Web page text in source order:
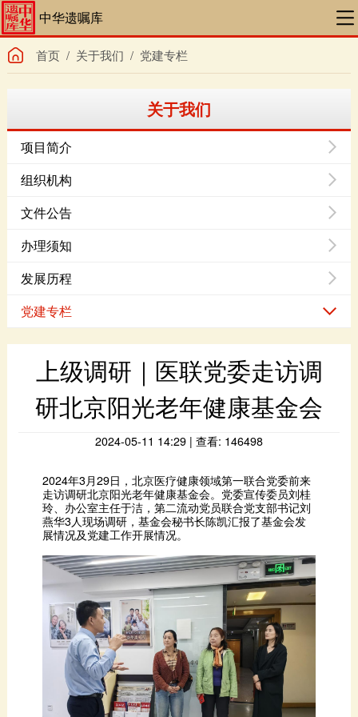
中华遗嘱库
首页/ 关于我们 / 党建专栏
关于我们
项目简介
组织机构
文件公告
办理须知
发展历程
党建专栏
研北京阳光老年健康基金会
2024-05-11 14:29 | 查看: 146498
展情况及党建工作开展情况。